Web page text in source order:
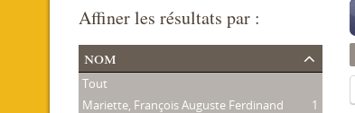
Affiner les résultats par :
nom
Tout
Mariette, François Auguste Ferdinand
1